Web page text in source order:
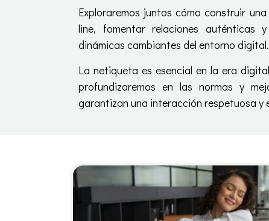
Exploraremos juntos cómo construir
line, fomentar relaciones auténticas
dinámicas cambiantes del entorno digital.
La netiqueta es esencial en la era
profundizaremos en las normas y
garantizan una interacción respetuosa y